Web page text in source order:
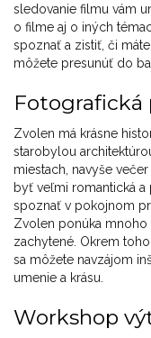
sledovanie filmu vám
o filme aj o iných
spoznať a zistiť, či
môžete presunúť do
Zvolen má krásne
starobylou
miestach, navyše
byť veľmi romantická
spoznať v pokojnom
Zvolen ponúka mnoho
zachytené. Okrem
sa môžete navzájom
umenie a krásu.
Workshop